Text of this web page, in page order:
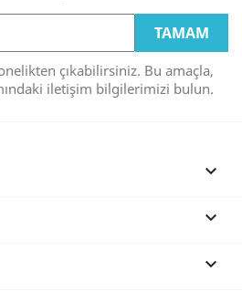
çıkabilirsiniz. Bu amaçla,
iletişim bilgilerimizi bulun.


